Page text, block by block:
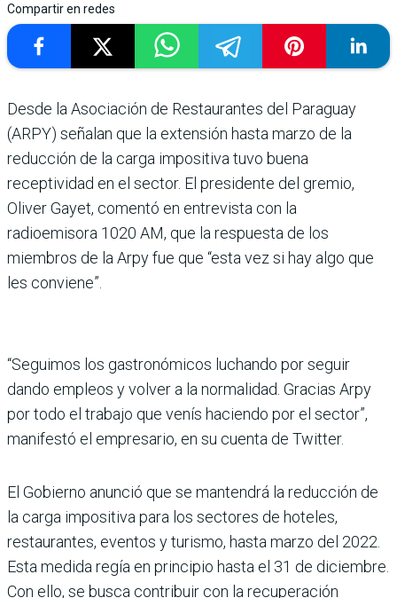
Compartir en redes
Desde la Asociación de Restaurantes del Paraguay
(ARPY) señalan que la extensión hasta marzo de la
reducción de la carga impositiva tuvo buena
receptividad en el sector. El presidente del gremio,
Oliver Gayet, comentó en entrevista con la
radioemisora 1020 AM, que la respuesta de los
miembros de la Arpy fue que “esta vez si hay algo que
les conviene”.
“Seguimos los gastronómicos luchando por seguir
dando empleos y volver a la normalidad. Gracias Arpy
por todo el trabajo que venís haciendo por el sector”,
manifestó el empresario, en su cuenta de Twitter.
El Gobierno anunció que se mantendrá la reducción de
la carga impositiva para los sectores de hoteles,
restaurantes, eventos y turismo, hasta marzo del 2022.
Esta medida regía en principio hasta el 31 de diciembre.
Con ello, se busca contribuir con la recuperación